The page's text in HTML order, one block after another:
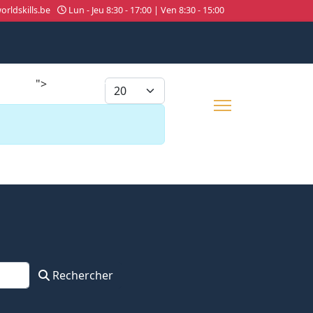
Lun - Jeu 8:30 - 17:00 | Ven 8:30 - 15:00
"> Afficher #
Rechercher